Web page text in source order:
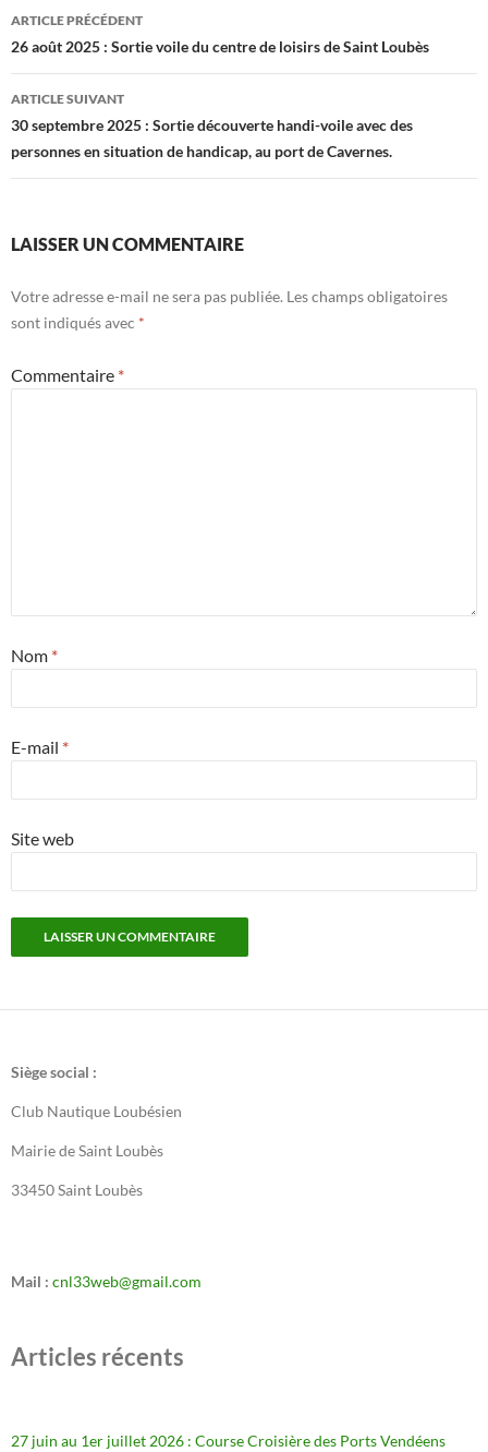
Navigation
des
articles
ARTICLE PRÉCÉDENT
26 août 2025 : Sortie voile du centre de loisirs de Saint Loubès
ARTICLE SUIVANT
30 septembre 2025 : Sortie découverte handi-voile avec des
personnes en situation de handicap, au port de Cavernes.
LAISSER UN COMMENTAIRE
Votre adresse e-mail ne sera pas publiée. Les champs obligatoires
sont indiqués avec *
Commentaire *
Nom *
E-mail *
Site web
Siège social :
Club Nautique Loubésien
Mairie de Saint Loubès
33450 Saint Loubès
Mail : cnl33web@gmail.com
Articles récents
27 juin au 1er juillet 2026 : Course Croisière des Ports Vendéens